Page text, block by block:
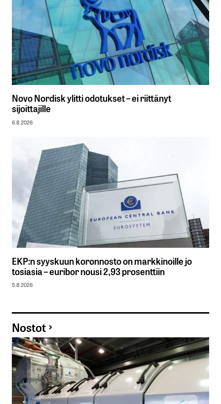
Novo Nordisk ylitti odotukset – ei riittänyt
sijoittajille
6.8.2026
EKP:n syyskuun koronnosto on markkinoille jo
tosiasia – euribor nousi 2,93 prosenttiin
5.8.2026
Nostot